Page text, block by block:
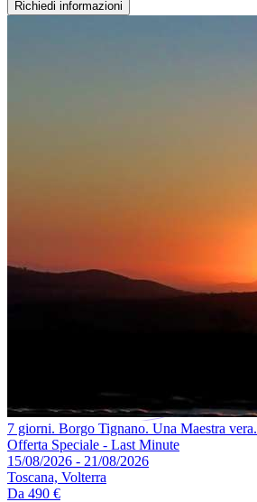
Richiedi informazioni
7 giorni. Borgo Tignano. Una Maestra vera.
Offerta Speciale - Last Minute
15/08/2026 - 21/08/2026
Toscana, Volterra
Da 490 €